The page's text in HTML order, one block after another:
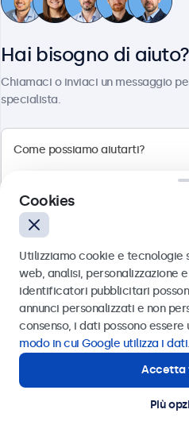
Touchscreen 32 Pollici
32TS7M
100+ pezzi disponibili
Pannello multi-touch Full HD
Montaggio: scrivania, parete,
Dimensioni esterne: 745 x 440
€ 699,00
Visualizza
Display POS per ogni
Questi monitor e
progettati per sistemi di
soluzioni di self-checkout.
Hai bisogno di aiuto?
Chiamaci o inviaci un messaggio
specialista.
Inviare
Oppure chiamaci al
Contatta i nostri esperti
Cookies
Utilizziamo cookie e tecnologie
web, analisi, personalizzazione
identificatori pubblicitari
annunci personalizzati e non
consenso, i dati possono
modo in cui Google utilizza i dati.
Accetta
Più